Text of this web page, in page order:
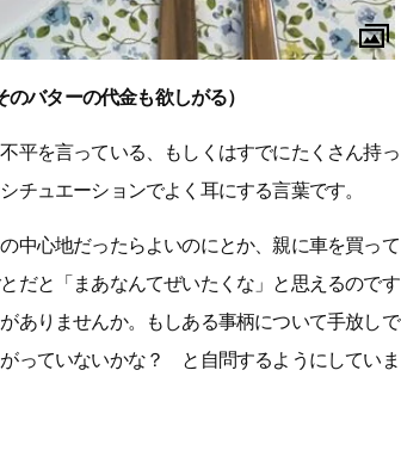
のバターの代金も欲しがる）
平を言っている、もしくはすでにたくさん持っ
チュエーションでよく耳にする言葉です。
中心地だったらよいのにとか、親に車を買って
だと「まあなんてぜいたくな」と思えるのです
ありませんか。もしある事柄について手放しで
っていないかな？ と自問するようにしていま